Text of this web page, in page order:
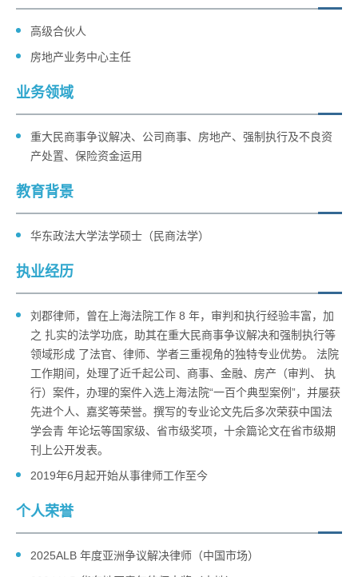
高级合伙人
房地产业务中心主任
业务领域
重大民商事争议解决、公司商事、房地产、强制执行及不良资
产处置、保险资金运用
教育背景
华东政法大学法学硕士（民商法学）
执业经历
刘郡律师，曾在上海法院工作 8 年，审判和执行经验丰富，加
之 扎实的法学功底，助其在重大民商事争议解决和强制执行等
领域形成 了法官、律师、学者三重视角的独特专业优势。 法院
工作期间，处理了近千起公司、商事、金融、房产（审判、 执
行）案件，办理的案件入选上海法院“一百个典型案例”，并屡获
先进个人、嘉奖等荣誉。撰写的专业论文先后多次荣获中国法
学会青 年论坛等国家级、省市级奖项，十余篇论文在省市级期
刊上公开发表。
2019年6月起开始从事律师工作至今
个人荣誉
2025ALB 年度亚洲争议解决律师（中国市场）